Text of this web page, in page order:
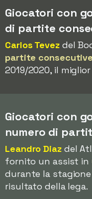
Giocatori con
di partite
Carlos Tevezdel
partite consecutive
2019/2020, il
Giocatori con
numero di
Leandro Diazdel
fornito un assist in
durante la
risultato della lega.